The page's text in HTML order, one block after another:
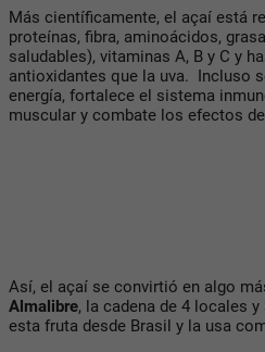
Más científicamente, el açaí está
proteínas, fibra, aminoácidos,
saludables), vitaminas A, B y C y
antioxidantes que la uva. Incluso
energía, fortalece el sistema
muscular y combate los efectos
Así, el açaí se convirtió en algo
Almalibre, la cadena de 4 locales
esta fruta desde Brasil y la usa